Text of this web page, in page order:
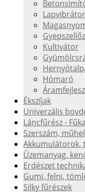
Lapvibrátor
Kultivátor
Hómaró
Ékszíjak
Univerzális
Láncfűrész -
Szerszám,
Akkumulátorok,
Üzemanyag,
Erdészet
Gumi, felni,
Silky fűrészek